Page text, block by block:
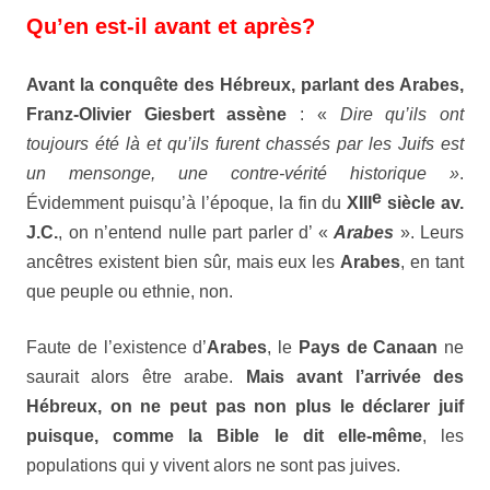
Qu’en est-il avant et après?
Avant la conquête des Hébreux, parlant des Arabes,
Franz-Olivier Giesbertassène : « Dire qu’ils ont
toujours été là et qu’ils furent chassés par les Juifs est
un mensonge, une contre-vérité historique ».
Évidemment puisqu’à l’époque, la fin duXIIIe siècle av.
J.C., on n’entend nulle part parler d’ « Arabes ». Leurs
ancêtres existent bien sûr, mais eux les Arabes, en tant
que peuple ou ethnie, non.
Faute de l’existence d’Arabes, le Pays de Canaan ne
saurait alors être arabe.
Mais avant l’arrivée des
Hébreux, on ne peut pas non plus le déclarer juif
puisque, comme la
Bible le dit elle-même, les
populations qui y vivent alors ne sont pas juives.